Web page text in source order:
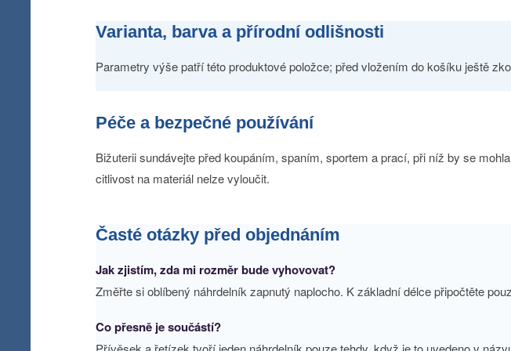
Varianta, barva a přírodní odlišnosti
Parametry výše patří této produktové položce; před vložením do košíku ještě
Péče a bezpečné používání
Bižuterii sundávejte před koupáním, spaním, sportem a prací, při níž by se
citlivost na materiál nelze vyloučit.
Časté otázky před objednáním
Jak zjistím, zda mi rozměr bude vyhovovat?
Změřte si oblíbený náhrdelník zapnutý naplocho. K základní délce připočtěte
Co přesně je součástí?